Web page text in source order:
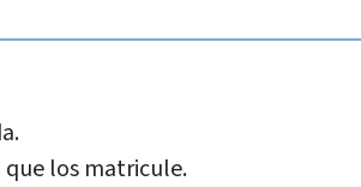
los matricule.